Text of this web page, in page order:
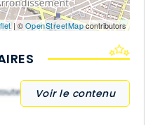
| ©OpenStreetMapcontributors
Voir le contenu